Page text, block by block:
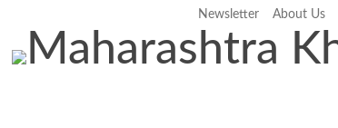
Newsletter About Us